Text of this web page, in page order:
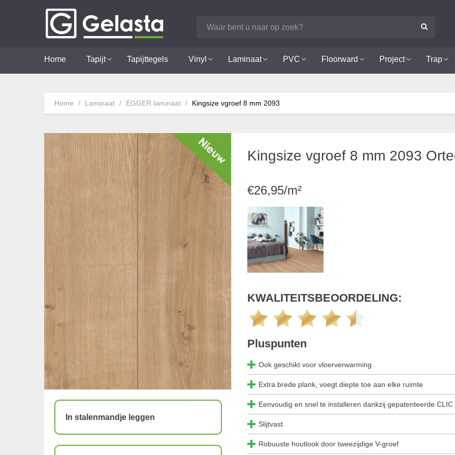
Home Tapijt Tapijttegels Vinyl Laminaat PVC Floorward Project Trap
Home Laminaat EGGER laminaat Kingsize vgroef 8 mm 2093
In stalenmandje leggen
Kingsize vgroef 8 mm 2093
€26,95/m²
KWALITEITSBEOORDELING:
Pluspunten
Ook geschikt voor vloerverwarming
Extra brede plank, voegt diepte toe aan elke ruimte
Eenvoudig en snel te installeren dankzij gepatenteerde CLIC
Slijtvast
Robuuste houtlook door tweezijdige V-groef